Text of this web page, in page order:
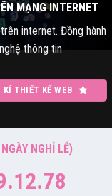
MẠNG INTERNET
internet. Đồng hành
thông tin
KÍ THIẾT KẾ WEB
NGHỈ LỄ)